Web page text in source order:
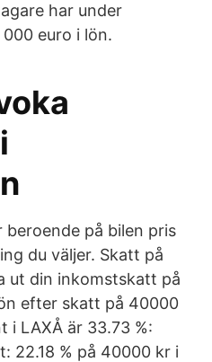
har under
euro i lön.
på bilen pris
du väljer. Skatt på
ut din inkomstskatt på
efter skatt på 40000
i LAXÅ är 33.73 %:
22.18 % på 40000 kr i